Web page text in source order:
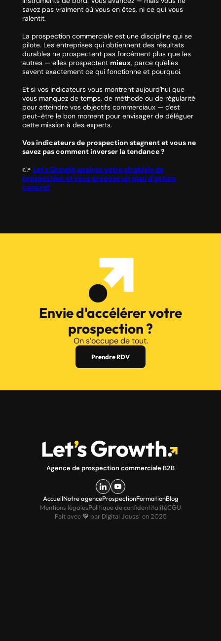
savez pas vraiment où vous en êtes, ni ce qui vous
ralentit.
La prospection commerciale est une discipline qui se
pilote. Les entreprises qui obtiennent des résultats
durables ne prospectent pas forcément plus que les
autres — elles prospectent mieux, parce qu'elles
savent exactement ce qui fonctionne et pourquoi.
Et si vos indicateurs vous montrent aujourd'hui que
vous manquez de temps, de méthode ou de régularité
pour atteindre vos objectifs commerciaux — c'est
peut-être le bon moment pour envisager de déléguer
cette mission à des experts.
Vos indicateurs de prospection stagnent et vous ne
savez pas comment inverser la tendance ?
👉 Let's Growth analyse votre stratégie de
prospection et vous propose un plan d'action
concret
Envie d'accélérer votre
prospection ?
On s’occupe de tout.
Prendre RDV
Agence de prospection commerciale B2B
AccueilNotre agenceProspectionFormationBlog
Mentions légalesPolitique de confidentitalitéCGU
Fait avec💛 par Digital Jouss’ en 2025